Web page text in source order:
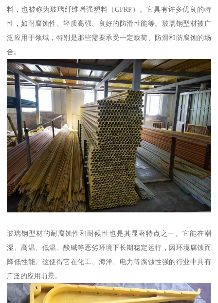
料，也被称为玻璃纤维增强塑料（GFRP）。它具有许多优良的特
性，如耐腐蚀性、轻质高强、良好的防滑性能等。玻璃钢型材被广
泛应用于领域，特别是那些需要承受一定载荷、防滑和防腐蚀的场
合。
玻璃钢型材的耐腐蚀性和耐候性也是其显著特点之一。它能在潮
湿、高温、低温、酸碱等恶劣环境下长期稳定运行，因环境腐蚀而
降低性能。这使得它在化工、海洋、电力等腐蚀性强的行业中具有
广泛的应用前景。